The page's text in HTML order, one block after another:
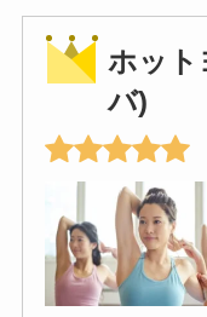
ホット
バ)